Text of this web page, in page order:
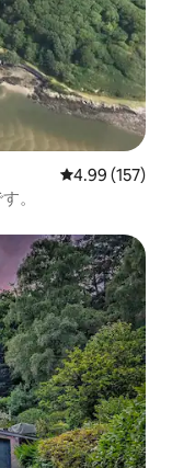
レビュー157
4.99 (157)
。